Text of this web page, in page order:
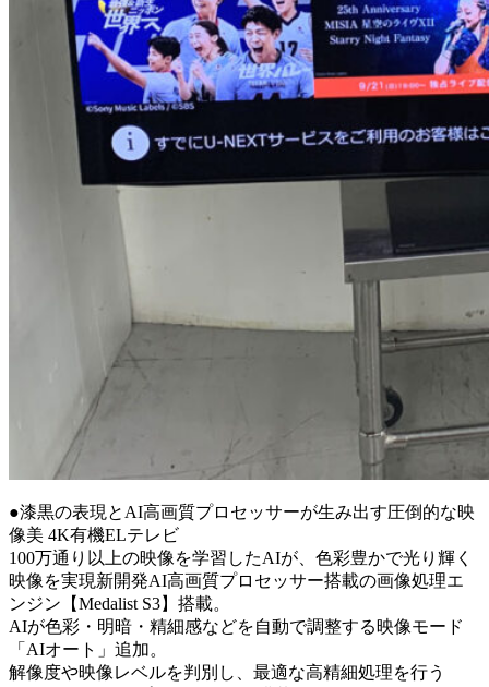
●漆黒の表現とAI高画質プロセッサーが生み出す圧倒的な映
像美 4K有機ELテレビ
100万通り以上の映像を学習したAIが、色彩豊かで光り輝く
映像を実現新開発AI高画質プロセッサー搭載の画像処理エ
ンジン【Medalist S3】搭載。
AIが色彩・明暗・精細感などを自動で調整する映像モード
「AIオート」追加。
解像度や映像レベルを判別し、最適な高精細処理を行う